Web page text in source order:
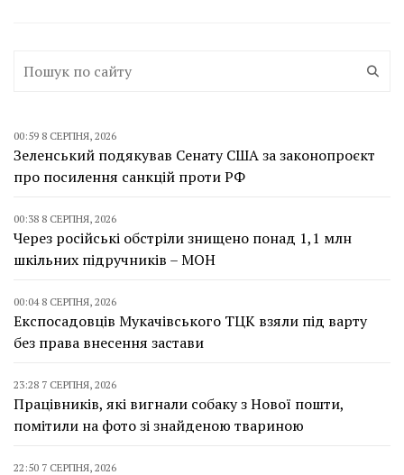
00:59 8 СЕРПНЯ, 2026
Зеленський подякував Сенату США за законопроєкт
про посилення санкцій проти РФ
00:38 8 СЕРПНЯ, 2026
Через російські обстріли знищено понад 1,1 млн
шкільних підручників – МОН
00:04 8 СЕРПНЯ, 2026
Експосадовців Мукачівського ТЦК взяли під варту
без права внесення застави
23:28 7 СЕРПНЯ, 2026
Працівників, які вигнали собаку з Нової пошти,
помітили на фото зі знайденою твариною
22:50 7 СЕРПНЯ, 2026